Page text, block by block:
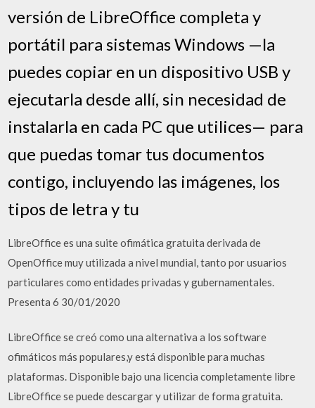
versión de LibreOffice completa y
portátil para sistemas Windows —la
puedes copiar en un dispositivo USB y
ejecutarla desde allí, sin necesidad de
instalarla en cada PC que utilices— para
que puedas tomar tus documentos
contigo, incluyendo las imágenes, los
tipos de letra y tu
LibreOffice es una suite ofimática gratuita derivada de
OpenOffice muy utilizada a nivel mundial, tanto por usuarios
particulares como entidades privadas y gubernamentales.
Presenta 6 30/01/2020
LibreOffice se creó como una alternativa a los software
ofimáticos más populares,y está disponible para muchas
plataformas. Disponible bajo una licencia completamente libre
LibreOffice se puede descargar y utilizar de forma gratuita.